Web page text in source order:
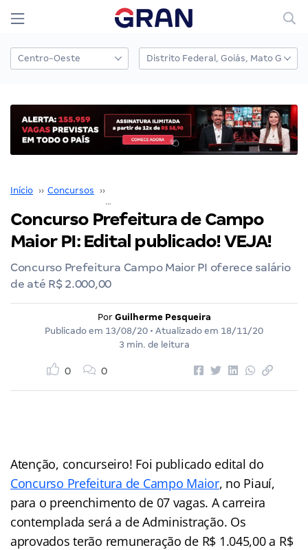
Início ›› Concursos ››
Concurso Prefeitura de Campo
Maior PI: Edital publicado! VEJA!
Concurso Prefeitura Campo Maior PI oferece salário
de até R$ 2.000,00
Por Guilherme Pesqueira
Publicado em 13/08/20 • Atualizado em 18/11/20
3 min. de leitura
0 0
Atenção, concurseiro! Foi publicado edital do
Concurso Prefeitura de Campo Maior, no Piauí,
para o preenchimento de 07 vagas. A carreira
contemplada será a de Administração. Os
aprovados terão remuneração de R$ 1.045,00 a R$